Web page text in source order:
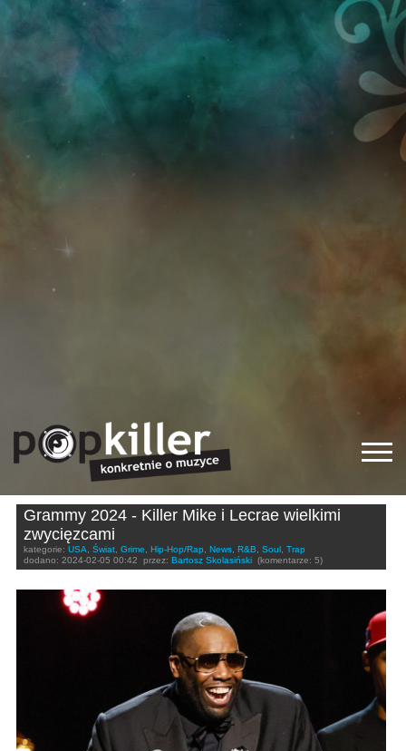
Grammy 2024 - Killer Mike i Lecrae wielkimi
zwycięzcami
kategorie: USA, Świat, Grime, Hip-Hop/Rap, News, R&B, Soul , Trap
dodano: 2024-02-05 00:42 przez: Bartosz Skolasiński (komentarze: 5)